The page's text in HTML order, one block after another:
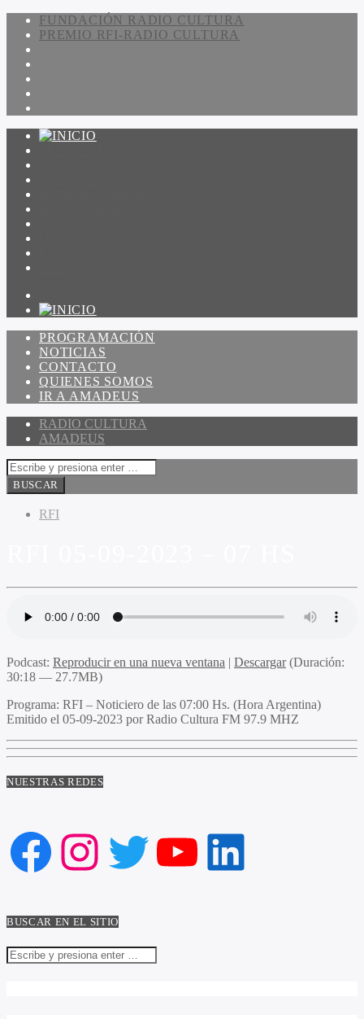
FUNDACIÓN RADIO CULTURA
PREMIO RFI-RADIO CULTURA
PROGRAMACIÓN
NOTICIAS
CONTACTO
QUIENES SOMOS
IR A AMADEUS
RADIO CULTURA
AMADEUS
RFI
Podcast: Reproducir en una nueva ventana | Descargar(Duración:
30:18 — 27.7MB)
Programa: RFI – Noticiero de las 07:00 Hs. (Hora Argentina)
Emitido el 05-09-2023 por Radio Cultura FM 97.9 MHZ
NUESTRAS REDES
Facebook
Instagram
Twitter
YouTube
LinkedIn
BUSCAR EN EL SITIO